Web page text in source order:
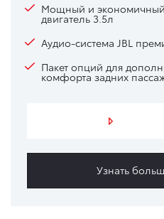
Мощный и
двигатель 3.5л
Аудио-система JBL
Пакет опций для
комфорта задних
Узнать